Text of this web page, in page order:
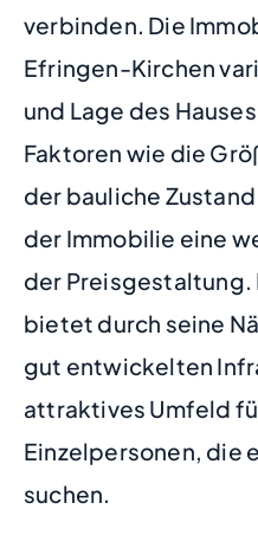
verbinden. Die
Efringen-Kirchen
und Lage des
Faktoren wie die
der bauliche
der Immobilie eine
der
bietet durch seine
gut entwickelten
attraktives Umfeld
Einzelpersonen, die
suchen.